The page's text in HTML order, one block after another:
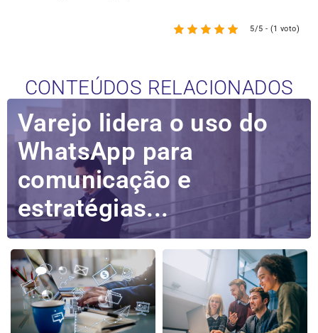
5/5 - (1 voto)
CONTEÚDOS RELACIONADOS
Varejo lidera o uso do
WhatsApp para
comunicação e
estratégias...